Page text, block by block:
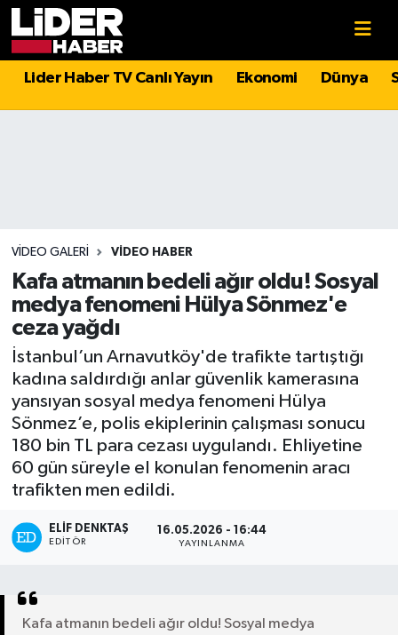
Lider Haber TV Canlı Yayın Ekonomi Dünya
VIDEO GALERI VIDEO HABER
Kafa atmanın bedeli ağır oldu! Sosyal
medya fenomeni Hülya Sönmez'e
ceza yağdı
İstanbul’un Arnavutköy'de trafikte tartıştığı
kadına saldırdığı anlar güvenlik kamerasına
yansıyan sosyal medya fenomeni Hülya
Sönmez’e, polis ekiplerinin çalışması sonucu
180 bin TL para cezası uygulandı. Ehliyetine
60 gün süreyle el konulan fenomenin aracı
trafikten men edildi.
ELIF DENKTAŞ
EDITÖR
16.05.2026 - 16:44
YAYINLANMA
Kafa atmanın bedeli ağır oldu! Sosyal medya
Politika
Magazin
Spor
Sağlık
Teknoloji
Turizm
Kültür - Sanat
Lider Haber TV Canlı Yayın izle
Hava Durumu
Süper Lig Puan Durumu ve Fikstür
Tüm Manşetler
Son Dakika Haberleri
Haber Arşivi